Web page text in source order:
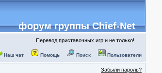
форум группы Chief-Net
Перевод приставочных игр и не только!
Наш чат Помощь Поиск Пользователи
Забыли пароль?